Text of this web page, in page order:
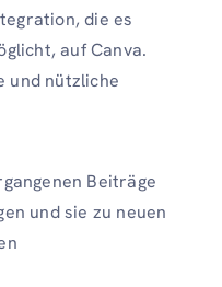
die es
auf Canva.
und nützliche
Beiträge
und sie zu neuen